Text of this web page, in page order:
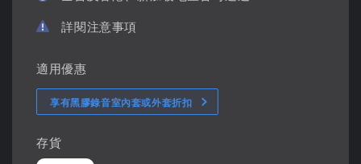
詳閱注意事項
適用優惠
享有黑膠錄音室內套或外套折扣
存貨